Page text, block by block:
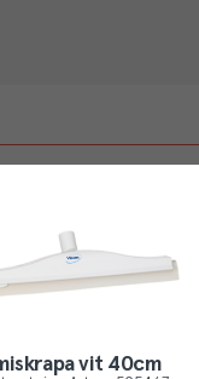
vit 40cm
Cookies